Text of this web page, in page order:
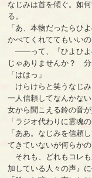
なじみは首を傾ぐ。如
る。
「あ、本物だったらひ
かべてくれててもいい
――って、『ひよひよ
じゃありませんか？ 分
「ははっ」
けらけらと笑うなじ
一人信頼してなんかな
女から聞こえる鈴の音が
「ラジオ代わりに霊魂
「ああ。なじみを信頼
てきていないが何らか
それも、どれもコレ
加している人々の声』